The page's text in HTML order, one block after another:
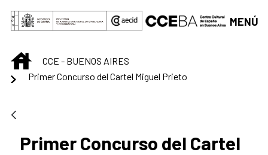
Saltar al contenido principal
MENÚ
INICIOCCE - BUENOS AIRES
Primer Concurso del Cartel Miguel Prieto
Primer Concurso del Cartel